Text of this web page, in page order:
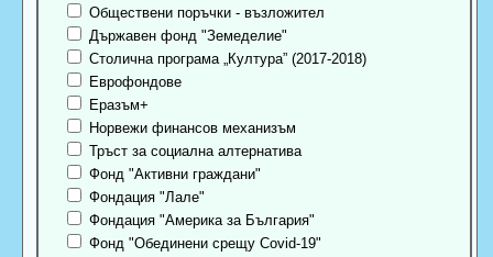
Обществени поръчки - възложител
Държавен фонд "Земеделие"
Столична програма „Култура” (2017-2018)
Еврофондове
Еразъм+
Норвежи финансов механизъм
Тръст за социална алтернатива
Фонд "Активни граждани"
Фондация "Лале"
Фондация "Америка за България"
Фонд "Обединени срещу Covid-19"